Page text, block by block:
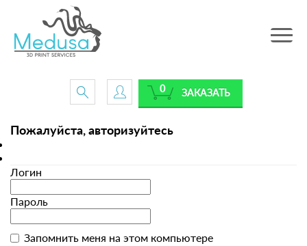
Toggle
ЗАКАЗАТЬ
0
Пожалуйста, авторизуйтесь
Логин
Пароль
Запомнить меня на этом компьютере